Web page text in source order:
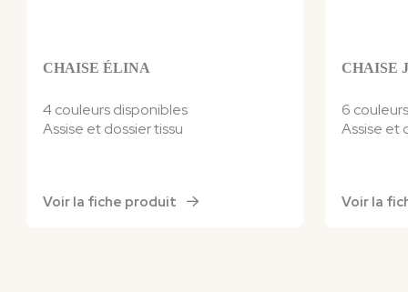
CHAISE ÉLINA
4 couleurs disponibles
Assise et dossiertissu
Voir la fiche produit
CHAISE
6
Assise et
Voir la